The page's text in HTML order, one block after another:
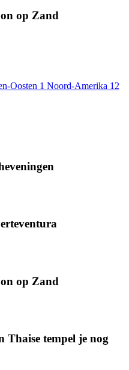
op Zand
Oosten 1 Noord-Amerika 12
op Zand
Thaise tempel je nog